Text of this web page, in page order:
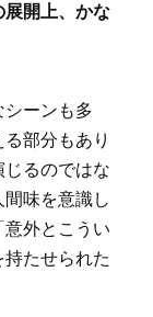
開上、かな
ーンも多
部分もあり
じるのではな
味を意識し
意外とこうい
たせられた